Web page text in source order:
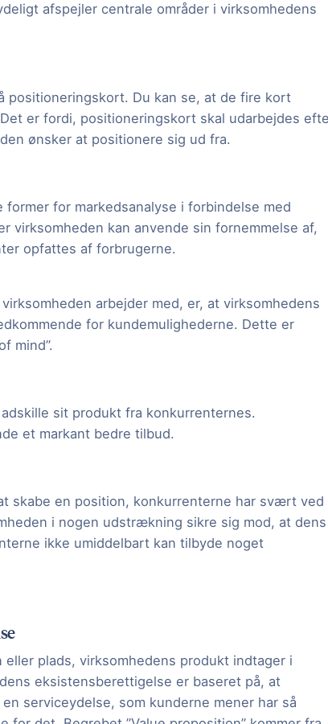
afspejler centrale områder i virksomhedens
positioneringskort. Du kan se, at de fire kort
er fordi, positioneringskort skal udarbejdes
ønsker at positionere sig ud fra.
for markedsanalyse i forbindelse med
virksomheden kan anvende sin fornemmelse af,
opfattes af forbrugerne.
arbejder med, er, at virksomhedens
for kundemulighederne. Dette er
mind”.
sit produkt fra konkurrenternes.
et markant bedre tilbud.
skabe en position, konkurrenterne har svært ved
i nogen udstrækning sikre sig mod, at dens
ikke umiddelbart kan tilbyde noget
plads, virksomhedens produkt indtager i
eksistensberettigelse er baseret på, at
serviceydelse, som kunderne mener har så